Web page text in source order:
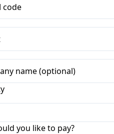
code
name (optional)
you like to pay?